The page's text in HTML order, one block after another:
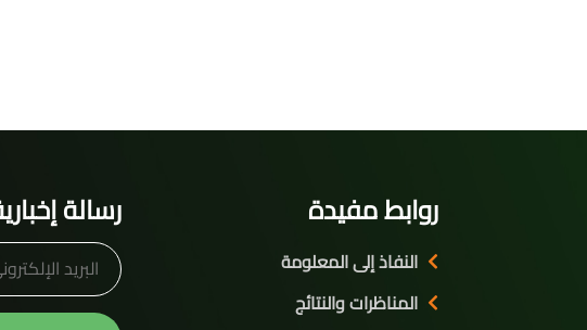
روابط مفيدة
النفاذ إلى المعلومة
المناظرات والنتائج
رسالة